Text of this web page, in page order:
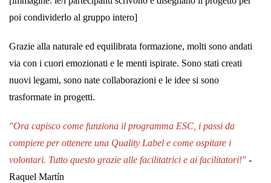
poi condividerlo al gruppo intero]
Grazie alla naturale ed equilibrata formazione, molti sono andati
via con i cuori emozionati e le menti ispirate. Sono stati creati
nuovi legami, sono nate collaborazioni e le idee si sono
trasformate in progetti.
"Ora capisco come funziona il programma ESC, i passi da
compiere per ottenere una Quality Label e come ospitare i
volontari. Tutto questo grazie alle facilitatrici e ai facilitatori!" -
Raquel Martín